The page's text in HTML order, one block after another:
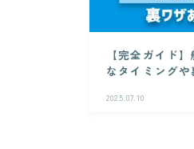
【完全ガイド
なタイミングや
2025.07.10